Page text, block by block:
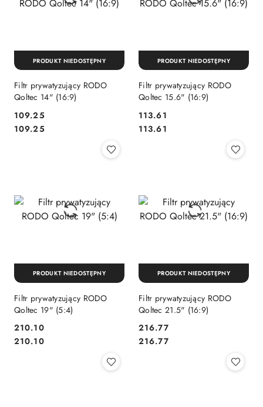
Filtr prywatyzujący RODO
Qoltec 14" (16:9)
Cena:
109.25
Cena:
109.25
PRODUKT NIEDOSTĘPNY
Filtr prywatyzujący RODO
Qoltec 15.6" (16:9)
Cena:
113.61
Cena:
113.61
PRODUKT NIEDOSTĘPNY
Filtr prywatyzujący RODO
Qoltec 19" (5:4)
Cena:
210.10
Cena:
210.10
PRODUKT NIEDOSTĘPNY
Filtr prywatyzujący RODO
Qoltec 21.5" (16:9)
Cena:
216.77
Cena:
216.77
PRODUKT NIEDOSTĘPNY